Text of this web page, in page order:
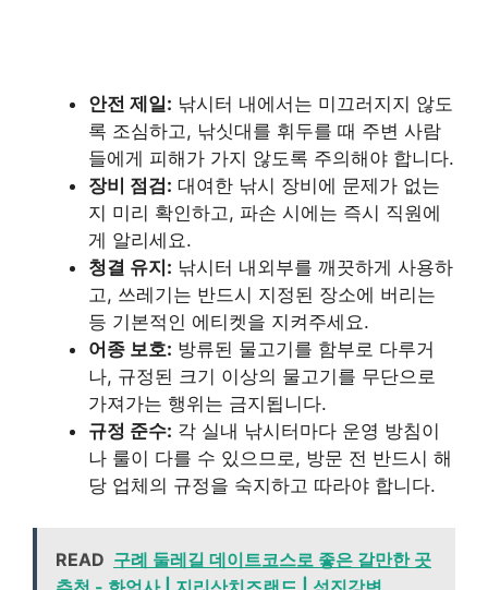
안전 제일: 낚시터 내에서는 미끄러지지 않도
록 조심하고, 낚싯대를 휘두를 때 주변 사람
들에게 피해가 가지 않도록 주의해야 합니다.
장비 점검: 대여한 낚시 장비에 문제가 없는
지 미리 확인하고, 파손 시에는 즉시 직원에
게 알리세요.
청결 유지: 낚시터 내외부를 깨끗하게 사용하
고, 쓰레기는 반드시 지정된 장소에 버리는
등 기본적인 에티켓을 지켜주세요.
어종 보호: 방류된 물고기를 함부로 다루거
나, 규정된 크기 이상의 물고기를 무단으로
가져가는 행위는 금지됩니다.
규정 준수: 각 실내 낚시터마다 운영 방침이
나 룰이 다를 수 있으므로, 방문 전 반드시 해
당 업체의 규정을 숙지하고 따라야 합니다.
READ 구례 둘레길 데이트코스로 좋은 갈만한 곳